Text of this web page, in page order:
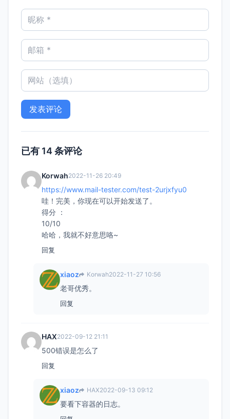
已有 14 条评论
Korwah2022-11-26 20:49
https://www.mail-tester.com/test-2urjxfyu0
哇！完美，你现在可以开始发送了。
得分 ：
10/10
哈哈，我就不好意思咯~
回复
xiaoz Korwah2022-11-27 10:56
老哥优秀。
回复
HAX2022-09-12 21:11
500错误是怎么了
回复
xiaoz HAX2022-09-13 09:12
要看下容器的日志。